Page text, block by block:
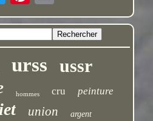
urss ussr
hommes cru peinture
union argent